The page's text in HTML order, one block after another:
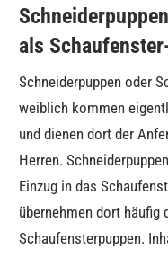
als
Schneiderpuppen oder
weiblich kommen
und dienen dort der
Herren.
Einzug in das
übernehmen dort häufig
Schaufensterpuppen.